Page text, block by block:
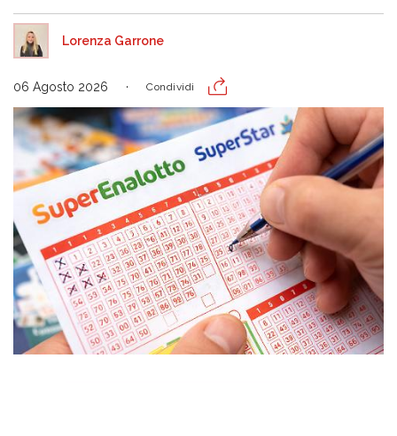
Lorenza Garrone
06 Agosto 2026 Condividi